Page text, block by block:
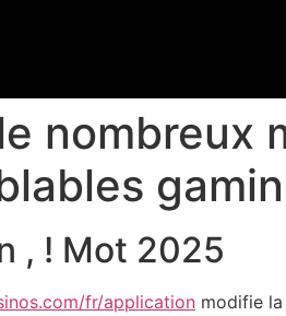
nombreux
, ! Mot 2025
fr/application modifie la